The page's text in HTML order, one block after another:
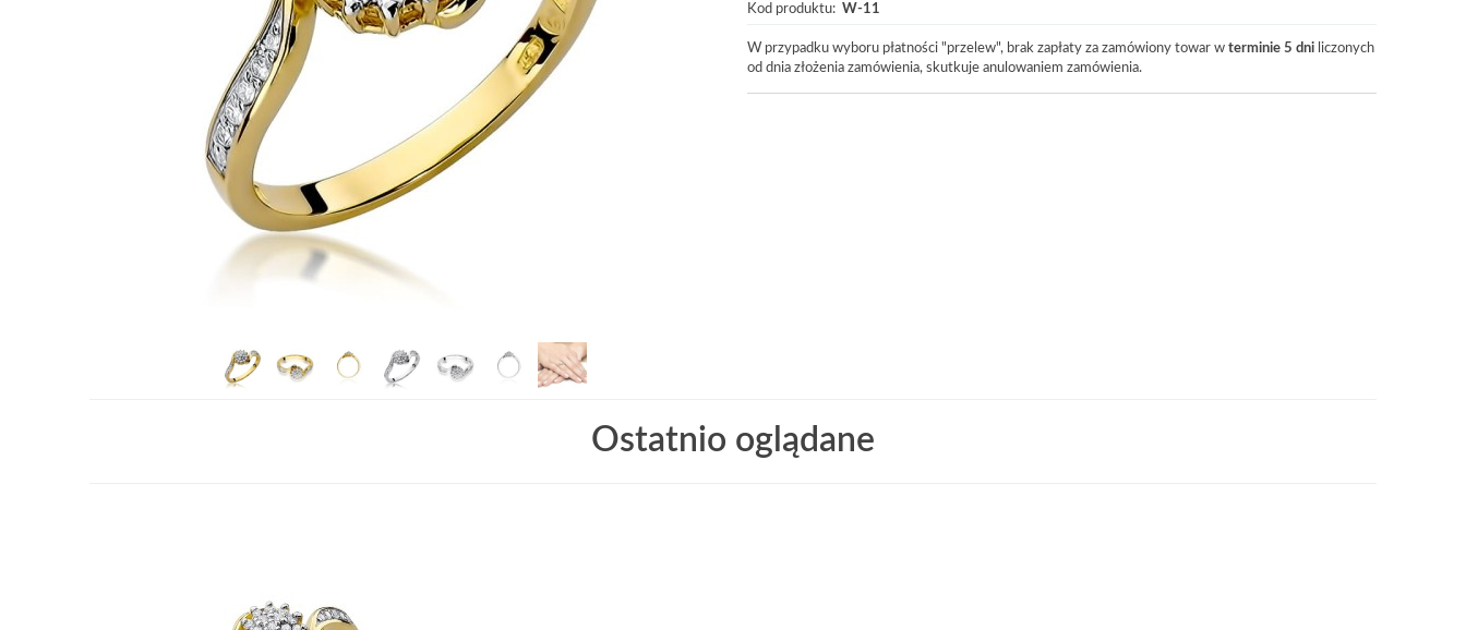
Kod produktu: W-11
W przypadku wyboru płatności "przelew", brak zapłaty za zamówiony towar w terminie 5 dniliczonych
od dnia złożenia zamówienia, skutkuje anulowaniem zamówienia.
Ostatnio oglądane